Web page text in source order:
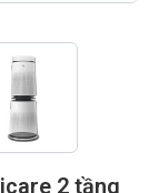
2 tầng